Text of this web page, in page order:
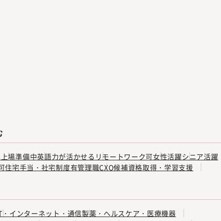
上場準備中英語力が活かせる リモートワーク可女性活躍シニア活躍
住宅手当・社宅制度有管理職CXO候補資格取得・学習支援
・インターネット・通信製薬・ヘルスケア・医療機器